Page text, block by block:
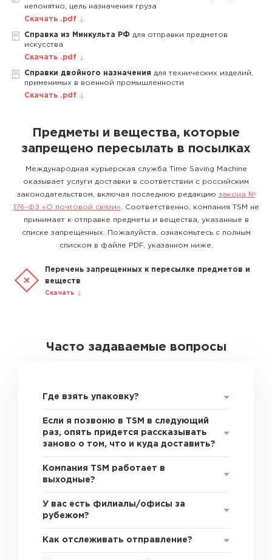
непонятно, цель назначения груза
Скачать .pdf
Справка из Минкульта РФ для отправки предметов
искусства
Скачать .pdf
Справки двойного назначения для технических изделий,
применимых в военной промышленности
Скачать .pdf
Предметы и вещества, которые
запрещено пересылать в посылках
Международная курьерская служба Time Saving Machine
оказывает услуги доставки в соответствии с российским
законодательством, включая последнюю редакцию закона №
176-ФЗ «О почтовой связи» . Соответственно, компания TSM не
принимает к отправке предметы и вещества, указанные в
списке запрещенных. Пожалуйста, ознакомьтесь с полным
списком в файле PDF, указанном ниже.
Перечень запрещенных к пересылке предметов и
веществ
Скачать
Часто задаваемые вопросы
Где взять упаковку?
Если я позвоню в TSM в следующий
раз, опять придется рассказывать
заново о том, что и куда доставить?
Компания TSM работает в
выходные?
У вас есть филиалы/офисы за
рубежом?
Как отслеживать отправление?